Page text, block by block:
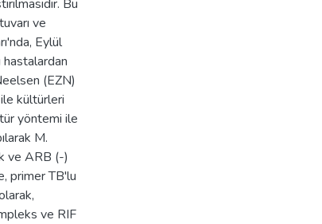
Bu
ve
Eylül
(EZN)
kültürleri
yöntemi ile
M.
ve ARB (-)
primer TB'lu
ve RIF